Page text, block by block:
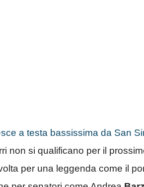
a testa bassissima da San
non si qualificano per il
volta per una leggenda come il